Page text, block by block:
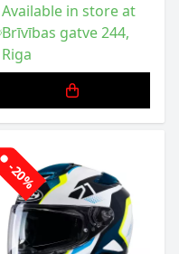
Available in store at
Brīvības gatve 244,
Riga
-20%